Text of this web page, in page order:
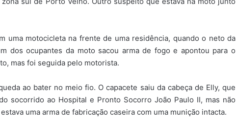
uma motocicleta na frente de uma residência, quando o neto da
dos ocupantes da moto sacou arma de fogo e apontou para o
mas foi seguida pelo motorista.
ao bater no meio fio. O capacete saiu da cabeça de Elly, que
socorrido ao Hospital e Pronto Socorro João Paulo II, mas não
uma arma de fabricação caseira com uma munição intacta.